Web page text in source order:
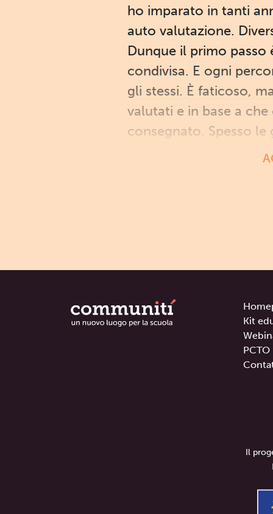
ho imparato in tanti
auto valutazione.
Dunque il primo
condivisa. E ogni
gli stessi. È faticoso,
valutati e in base a
consegnato. Spesso le
Kit
PCTO
Il